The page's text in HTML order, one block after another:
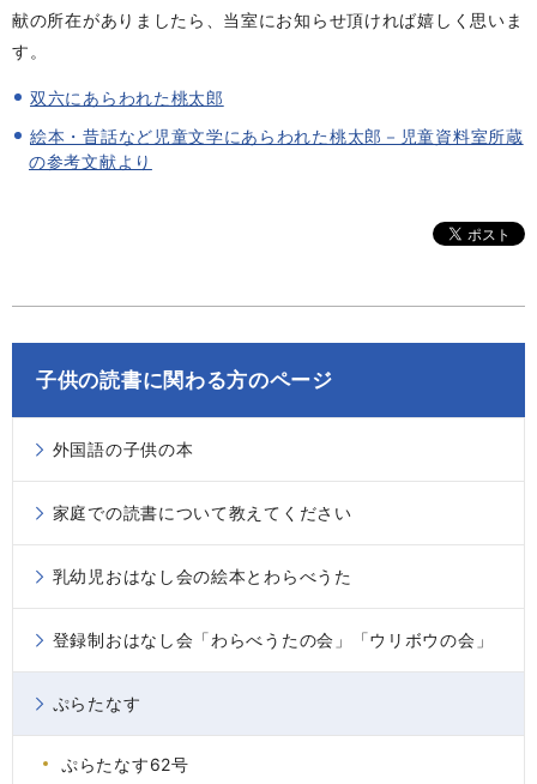
献の所在がありましたら、当室にお知らせ頂ければ嬉しく思いま
す。
双六にあらわれた桃太郎
絵本・昔話など児童文学にあらわれた桃太郎－児童資料室所蔵
の参考文献より
子供の読書に関わる方のページ
外国語の子供の本
家庭での読書について教えてください
乳幼児おはなし会の絵本とわらべうた
登録制おはなし会「わらべうたの会」「ウリボウの会」
ぷらたなす
ぷらたなす62号